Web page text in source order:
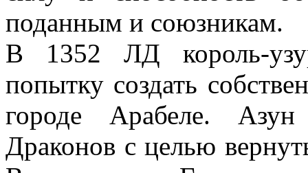
поданным и союзникам.
В 1352 ЛД король-
попытку создать
городе Арабеле.
Драконов с целью